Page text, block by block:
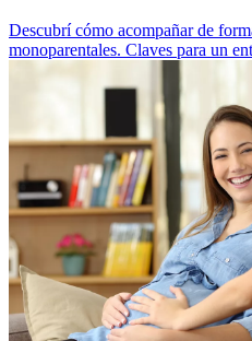
Descubrí cómo acompañar de
monoparentales. Claves para un